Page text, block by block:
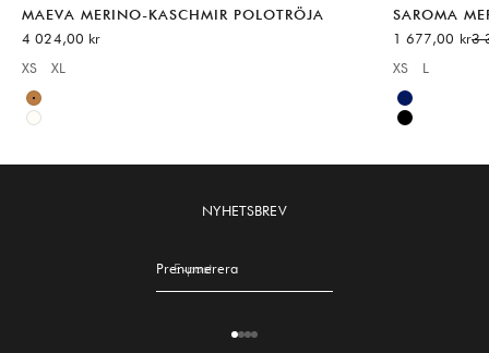
MAEVA MERINO-KASCHMIR POLOTRÖJA
REA-pris
4 024,00 kr
Available sizes:
XS XL
Brown
White
SAROMA
REA-pris
1 677,00 kr3
Available
XS L
Blue
Black
NYHETSBREV
E-post
Prenumerera